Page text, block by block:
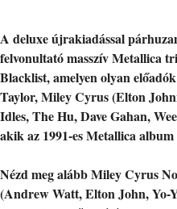
A deluxe újrakiadással
felvonultató masszív Metallica
Blacklist, amelyen olyan
Taylor, Miley Cyrus (Elton
Idles, The Hu, Dave Gahan,
akik az 1991-es Metallica
Nézd meg alább Miley Cyrus
(Andrew Watt, Elton John,